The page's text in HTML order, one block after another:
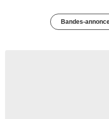
Bandes-